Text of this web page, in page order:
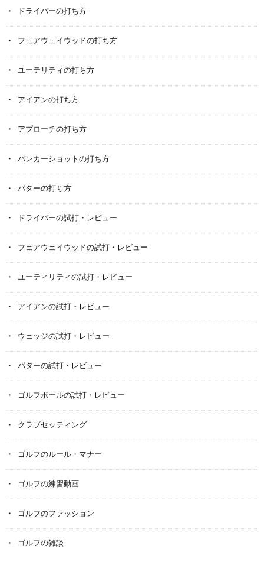
ドライバーの打ち方
フェアウェイウッドの打ち方
ユーテリティの打ち方
アイアンの打ち方
アプローチの打ち方
バンカーショットの打ち方
パターの打ち方
ドライバーの試打・レビュー
フェアウェイウッドの試打・レビュー
ユーティリティの試打・レビュー
アイアンの試打・レビュー
ウェッジの試打・レビュー
パターの試打・レビュー
ゴルフボールの試打・レビュー
クラブセッティング
ゴルフのルール・マナー
ゴルフの練習動画
ゴルフのファッション
ゴルフの雑談